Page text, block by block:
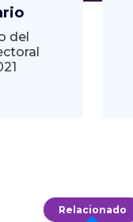
del
Relacionado